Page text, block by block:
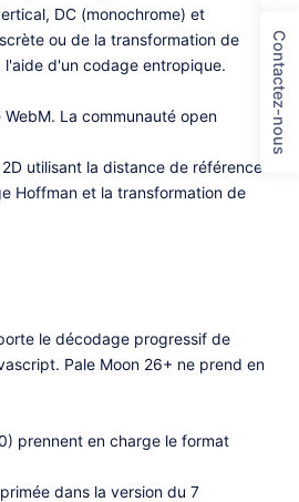
DC (monochrome) et
ou de la transformation de
d'un codage entropique.
La communauté open
utilisant la distance de référence
Hoffman et la transformation de
le décodage progressif de
Pale Moon 26+ ne prend en
prennent en charge le format
dans la version du 7
Contactez-nous